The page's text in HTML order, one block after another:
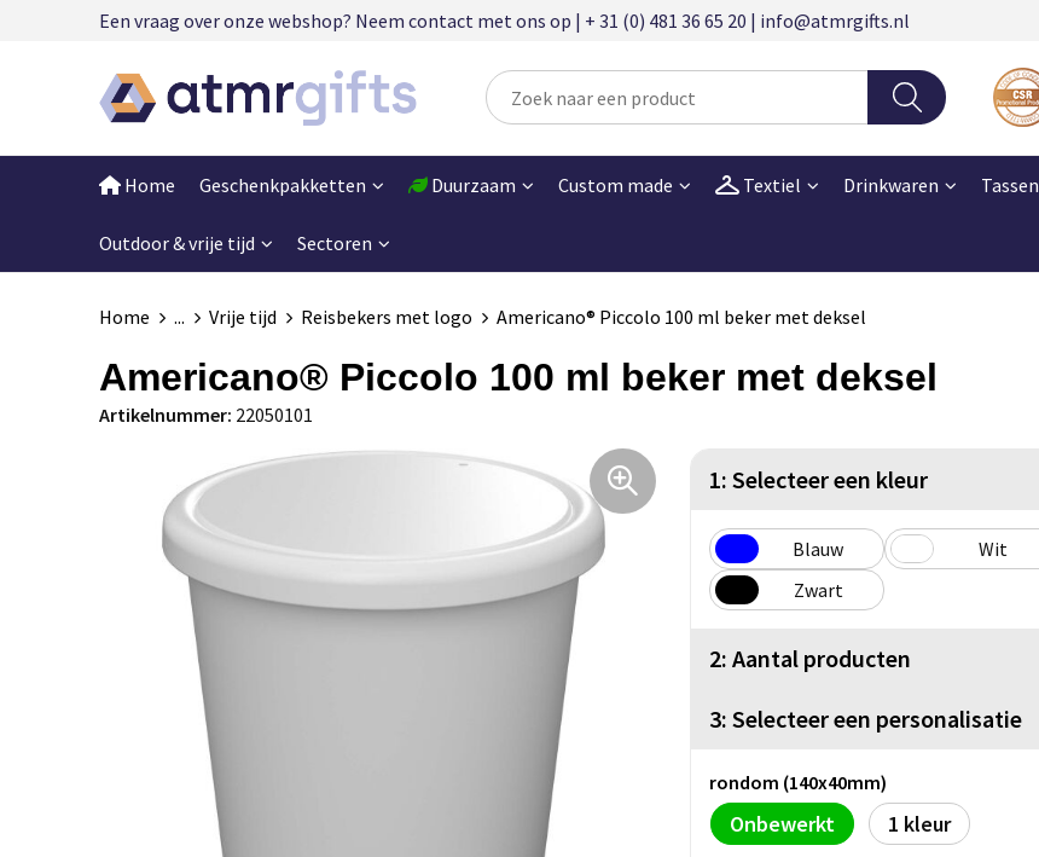
Een vraag over onze webshop? Neem contact met ons op | + 31 (0) 481 36 65 20 | info@atmrgifts.nl
Home Geschenkpakketten Duurzaam Custom made Textiel Drinkwaren Tassen
Outdoor & vrije tijd Sectoren
Home ... Vrije tijd Reisbekers met logo Americano® Piccolo 100 ml beker met deksel
Americano® Piccolo 100 ml beker met deksel
Artikelnummer: 22050101
1: Selecteer een kleur
Blauw
Wit
Zwart
2: Aantal producten
3: Selecteer een personalisatie
rondom (140x40mm)
Onbewerkt 1